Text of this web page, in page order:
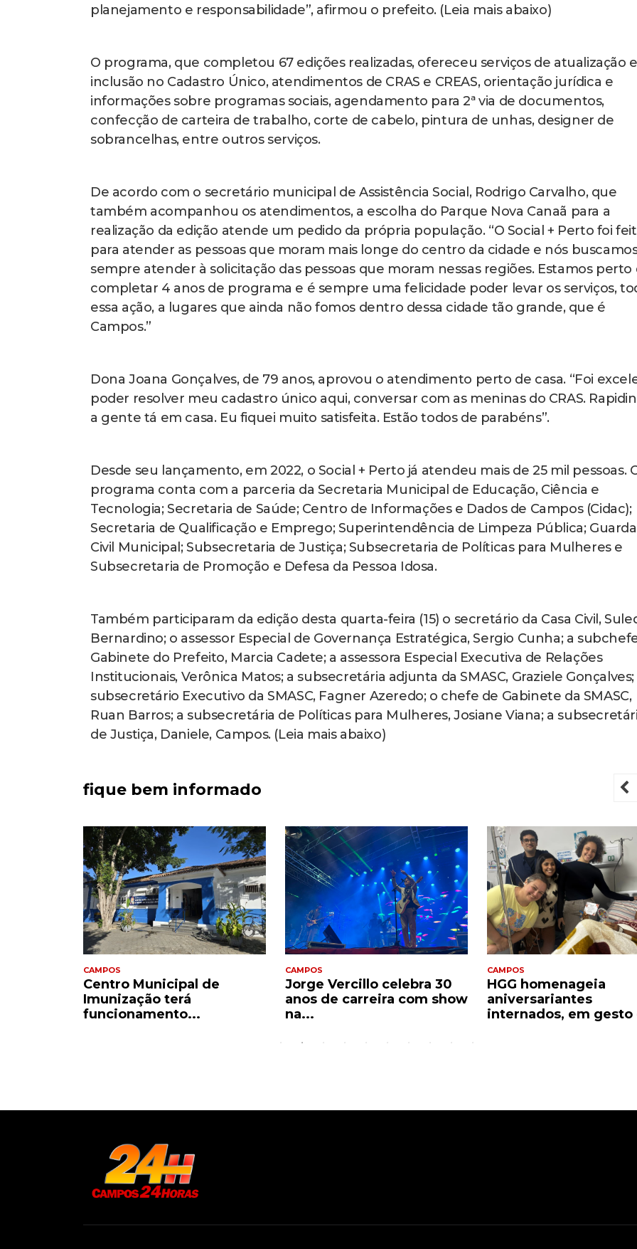
planejamento e responsabilidade”, afirmou o prefeito. (Leia mais abaixo)
O programa, que completou 67 edições realizadas, ofereceu serviços de atualização e
inclusão no Cadastro Único, atendimentos de CRAS e CREAS, orientação jurídica e
informações sobre programas sociais, agendamento para 2ª via de documentos,
confecção de carteira de trabalho, corte de cabelo, pintura de unhas, designer de
sobrancelhas, entre outros serviços.
De acordo com o secretário municipal de Assistência Social, Rodrigo Carvalho, que
também acompanhou os atendimentos, a escolha do Parque Nova Canaã para a
realização da edição atende um pedido da própria população. “O Social + Perto foi
para atender as pessoas que moram mais longe do centro da cidade e nós
sempre atender à solicitação das pessoas que moram nessas regiões. Estamos perto
completar 4 anos de programa e é sempre uma felicidade poder levar os serviços,
essa ação, a lugares que ainda não fomos dentro dessa cidade tão grande, que é
Campos.”
Dona Joana Gonçalves, de 79 anos, aprovou o atendimento perto de casa. “Foi
poder resolver meu cadastro único aqui, conversar com as meninas do CRAS.
a gente tá em casa. Eu fiquei muito satisfeita. Estão todos de parabéns”.
Desde seu lançamento, em 2022, o Social + Perto já atendeu mais de 25 mil pessoas.
programa conta com a parceria da Secretaria Municipal de Educação, Ciência e
Tecnologia; Secretaria de Saúde; Centro de Informações e Dados de Campos (Cidac);
Secretaria de Qualificação e Emprego; Superintendência de Limpeza Pública; Guarda
Civil Municipal; Subsecretaria de Justiça; Subsecretaria de Políticas para Mulheres e
Subsecretaria de Promoção e Defesa da Pessoa Idosa.
Também participaram da edição desta quarta-feira (15) o secretário da Casa Civil,
Bernardino; o assessor Especial de Governança Estratégica, Sergio Cunha; a
Gabinete do Prefeito, Marcia Cadete; a assessora Especial Executiva de Relações
Institucionais, Verônica Matos; a subsecretária adjunta da SMASC, Graziele Gonçalves;
subsecretário Executivo da SMASC, Fagner Azeredo; o chefe de Gabinete da SMASC,
Ruan Barros; a subsecretária de Políticas para Mulheres, Josiane Viana; a
de Justiça, Daniele, Campos. (Leia mais abaixo)
fique bem informado
CAMPOS
Centro Municipal de
Imunização terá
funcionamento...
CAMPOS
Jorge Vercillo celebra 30
anos de carreira com show
na...
CAMPOS
HGG homenageia
aniversariantes
internados, em gesto